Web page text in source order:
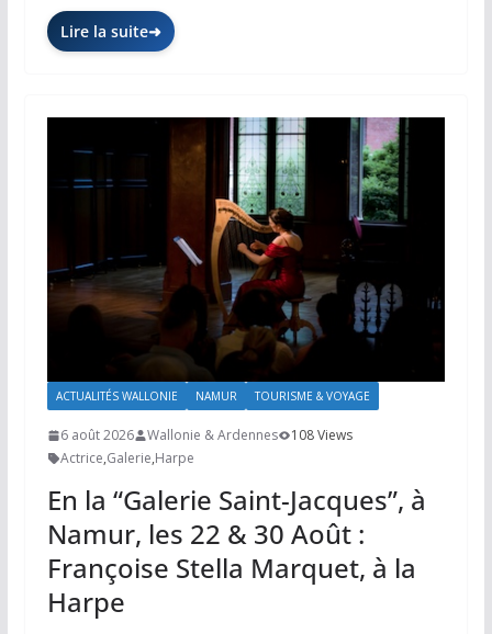
Lire la suite
ACTUALITÉS WALLONIE NAMUR TOURISME & VOYAGE
6 août 2026 Wallonie & Ardennes
108 Views
Actrice,Galerie,Harpe
En la “Galerie Saint-Jacques”, à
Namur, les 22 & 30 Août :
Françoise Stella Marquet, à la
Harpe